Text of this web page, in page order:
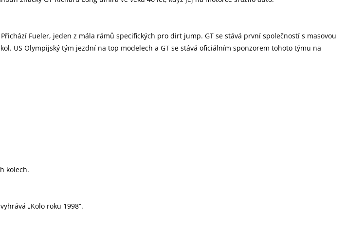
Fueler, jeden z mála rámů specifických pro dirt jump. GT se stává první společností s masovou
US Olympijský tým jezdní na top modelech a GT se stává oficiálním sponzorem tohoto týmu na
kolech.
„Kolo roku 1998“.